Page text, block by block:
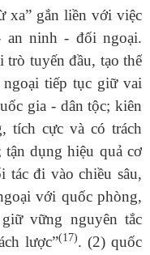
xa” gắn liền với việc
an ninh - đối ngoại.
tuyến đầu, tạo thế
ngoại tiếp tục giữ vai
gia - dân tộc; kiên
tích cực và có trách
dụng hiệu quả cơ
tác đi vào chiều sâu,
với quốc phòng,
vững nguyên tắc
lược”(17). (2) quốc